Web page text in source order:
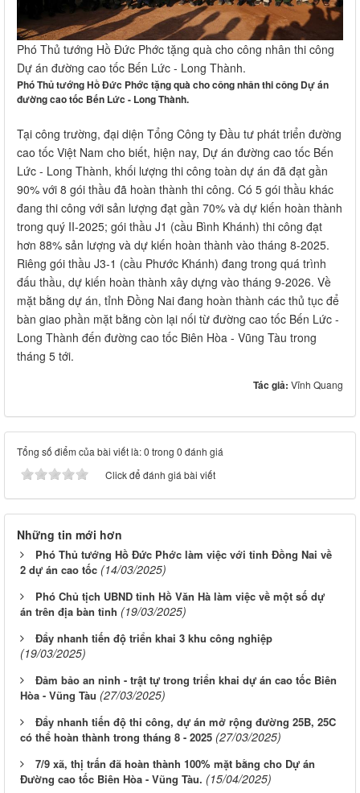
Phó Thủ tướng Hồ Đức Phớc tặng quà cho công nhân thi công
Dự án đường cao tốc Bến Lức - Long Thành.
Phó Thủ tướng Hồ Đức Phớc tặng quà cho công nhân thi công Dự án
đường cao tốc Bến Lức - Long Thành.
Tại công trường, đại diện Tổng Công ty Đầu tư phát triển đường
cao tốc Việt Nam cho biết, hiện nay, Dự án đường cao tốc Bến
Lức - Long Thành, khối lượng thi công toàn dự án đã đạt gần
90% với 8 gói thầu đã hoàn thành thi công. Có 5 gói thầu khác
đang thi công với sản lượng đạt gần 70% và dự kiến hoàn thành
trong quý II-2025; gói thầu J1 (cầu Bình Khánh) thi công đạt
hơn 88% sản lượng và dự kiến hoàn thành vào tháng 8-2025.
Riêng gói thầu J3-1 (cầu Phước Khánh) đang trong quá trình
đấu thầu, dự kiến hoàn thành xây dựng vào tháng 9-2026. Về
mặt bằng dự án, tỉnh Đồng Nai đang hoàn thành các thủ tục để
bàn giao phần mặt bằng còn lại nối từ đường cao tốc Bến Lức -
Long Thành đến đường cao tốc Biên Hòa - Vũng Tàu trong
tháng 5 tới.
Tác giả: Vĩnh Quang
Tổng số điểm của bài viết là: 0 trong 0 đánh giá
Click để đánh giá bài viết
Những tin mới hơn
Phó Thủ tướng Hồ Đức Phớc làm việc với tỉnh Đồng Nai về
2 dự án cao tốc (14/03/2025)
Phó Chủ tịch UBND tỉnh Hồ Văn Hà làm việc về một số dự
án trên địa bàn tỉnh (19/03/2025)
Đẩy nhanh tiến độ triển khai 3 khu công nghiệp
(19/03/2025)
Đảm bảo an ninh - trật tự trong triển khai dự án cao tốc Biên
Hòa - Vũng Tàu (27/03/2025)
Đẩy nhanh tiến độ thi công, dự án mở rộng đường 25B, 25C
có thể hoàn thành trong tháng 8 - 2025 (27/03/2025)
7/9 xã, thị trấn đã hoàn thành 100% mặt bằng cho Dự án
Đường cao tốc Biên Hòa - Vũng Tàu. (15/04/2025)